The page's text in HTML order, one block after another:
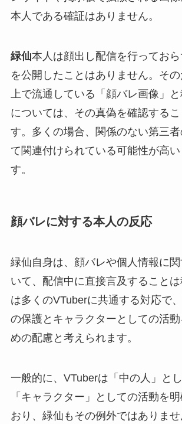
本人である確証はありません。
緑仙本人は顔出し配信を行ってお
を公開したことはありません。そ
上で流通している「顔バレ画像」
については、その真偽を確認する
す。多くの場合、関係のない第三
て関連付けられている可能性が高
す。
顔バレに対する本人の反応
緑仙自身は、顔バレや個人情報に
いて、配信中に直接言及すること
は多くのVTuberに共通する対応で
の保護とキャラクターとしての活
めの配慮と考えられます。
一般的に、VTuberは「中の人」と
「キャラクター」としての活動を
おり、緑仙もその例外ではありま